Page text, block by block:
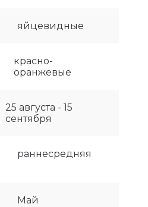
яйцевидные
красно-
оранжевые
25 августа - 15
сентября
раннесредняя
Май